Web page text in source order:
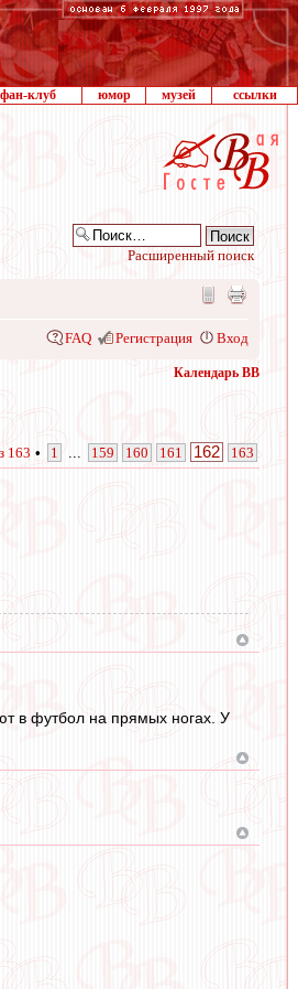
фан-клуб юмор музей ссылки
Расширенный поиск
FAQ Регистрация Вход
Календарь ВВ
163 • 1 159 160 161 162 163
в футбол на прямых ногах. У